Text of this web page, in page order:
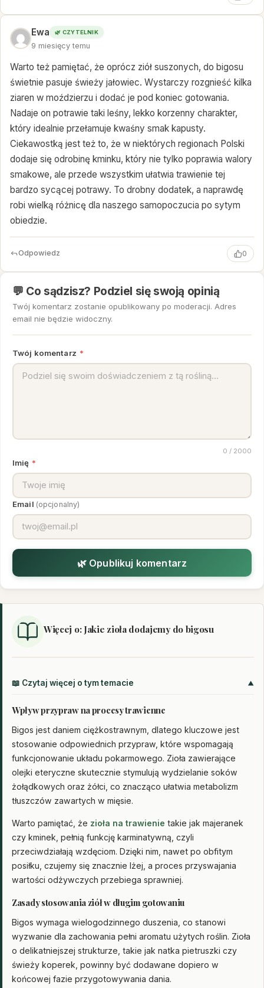
Ewa 🌿 CZYTELNIK
9 miesięcy temu
Warto też pamiętać, że oprócz ziół suszonych, do bigosu
świetnie pasuje świeży jałowiec. Wystarczy rozgnieść kilka
ziaren w moździerzu i dodać je pod koniec gotowania.
Nadaje on potrawie taki leśny, lekko korzenny charakter,
który idealnie przełamuje kwaśny smak kapusty.
Ciekawostką jest też to, że w niektórych regionach Polski
dodaje się odrobinę kminku, który nie tylko poprawia walory
smakowe, ale przede wszystkim ułatwia trawienie tej
bardzo sycącej potrawy. To drobny dodatek, a naprawdę
robi wielką różnicę dla naszego samopoczucia po sytym
obiedzie.
Odpowiedz 0
💬 Co sądzisz? Podziel się swoją opinią
Twój komentarz zostanie opublikowany po moderacji. Adres
email nie będzie widoczny.
Twój komentarz *
0 / 2000
Imię *
Email (opcjonalny)
🌿 Opublikuj komentarz
Więcej o: Jakie zioła dodajemy do bigosu
📖 Czytaj więcej o tym temacie
Wpływ przypraw na procesy trawienne
Bigos jest daniem ciężkostrawnym, dlatego kluczowe jest
stosowanie odpowiednich przypraw, które wspomagają
funkcjonowanie układu pokarmowego. Zioła zawierające
olejki eteryczne skutecznie stymulują wydzielanie soków
żołądkowych oraz żółci, co znacząco ułatwia metabolizm
tłuszczów zawartych w mięsie.
Warto pamiętać, że zioła na trawienie takie jak majeranek
czy kminek, pełnią funkcję karminatywną, czyli
przeciwdziałają wzdęciom. Dzięki nim, nawet po obfitym
posiłku, czujemy się znacznie lżej, a proces przyswajania
wartości odżywczych przebiega sprawniej.
Zasady stosowania ziół w długim gotowaniu
Bigos wymaga wielogodzinnego duszenia, co stanowi
wyzwanie dla zachowania pełni aromatu użytych roślin. Zioła
o delikatniejszej strukturze, takie jak natka pietruszki czy
świeży koperek, powinny być dodawane dopiero w
końcowej fazie przygotowywania dania.